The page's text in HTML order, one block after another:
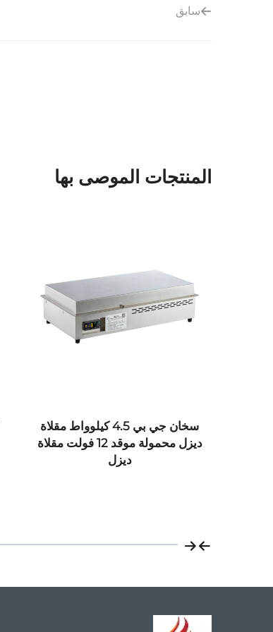
سابق
المنتجات الموصى بها
سخان جي بي 4.5 كيلوواط مقلاة
ديزل محمولة موقد 12 فولت مقلاة
ديزل